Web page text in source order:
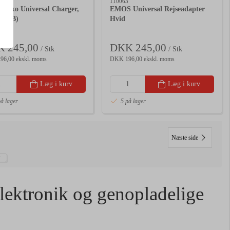
Universal Charger,
(USB)
245,00 / Stk
ekskl. moms
Læg i kurv
lager
EMOS Universal Rejseadapter
Hvid
DKK 245,00 / Stk
DKK 196,00 ekskl. moms
Læg i kurv
5 på lager
Næste side
og genopladelige